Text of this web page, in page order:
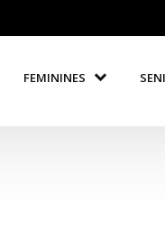
FEMININES